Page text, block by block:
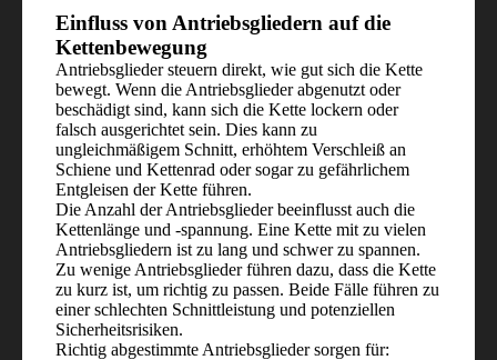
Einfluss von Antriebsgliedern auf die
Kettenbewegung
Antriebsglieder steuern direkt, wie gut sich die Kette
bewegt. Wenn die Antriebsglieder abgenutzt oder
beschädigt sind, kann sich die Kette lockern oder
falsch ausgerichtet sein. Dies kann zu
ungleichmäßigem Schnitt, erhöhtem Verschleiß an
Schiene und Kettenrad oder sogar zu gefährlichem
Entgleisen der Kette führen.
Die Anzahl der Antriebsglieder beeinflusst auch die
Kettenlänge und -spannung. Eine Kette mit zu vielen
Antriebsgliedern ist zu lang und schwer zu spannen.
Zu wenige Antriebsglieder führen dazu, dass die Kette
zu kurz ist, um richtig zu passen. Beide Fälle führen zu
einer schlechten Schnittleistung und potenziellen
Sicherheitsrisiken.
Richtig abgestimmte Antriebsglieder sorgen für: